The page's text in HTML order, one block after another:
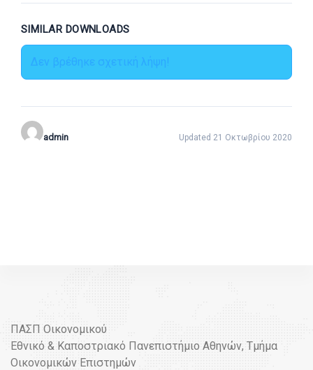
SIMILAR DOWNLOADS
Δεν βρέθηκε σχετική λήψη!
admin Updated 21 Οκτωβρίου 2020
ΠΑΣΠ Οικονομικού
Εθνικό & Καποστριακό Πανεπιστήμιο Αθηνών, Τμήμα
Οικονομικών Επιστημών